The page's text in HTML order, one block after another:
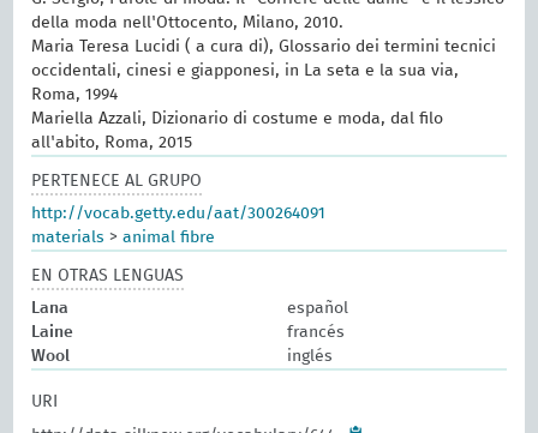
della moda nell'Ottocento, Milano, 2010.
Maria Teresa Lucidi ( a cura di), Glossario dei termini tecnici
occidentali, cinesi e giapponesi, in La seta e la sua via,
Roma, 1994
Mariella Azzali, Dizionario di costume e moda, dal filo
all'abito, Roma, 2015
PERTENECE AL GRUPO
http://vocab.getty.edu/aat/300264091
materials >animal fibre
EN OTRAS LENGUAS
Lana
español
Laine
francés
Wool
inglés
URI